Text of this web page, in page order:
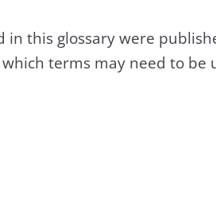
this glossary were
terms may need to